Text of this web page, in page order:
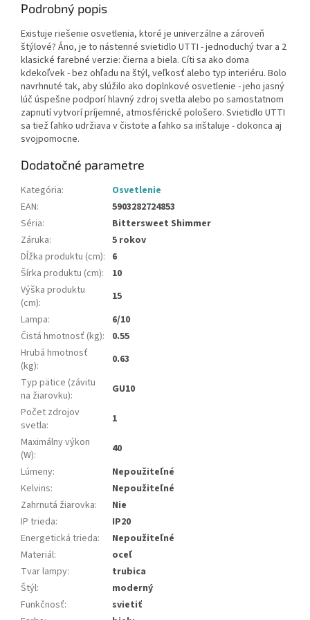
Podrobný popis
Existuje riešenie osvetlenia, ktoré je univerzálne a zároveň
štýlové? Áno, je to nástenné svietidlo UTTI - jednoduchý tvar a 2
klasické farebné verzie: čierna a biela. Cíti sa ako doma
kdekoľvek - bez ohľadu na štýl, veľkosť alebo typ interiéru. Bolo
navrhnuté tak, aby slúžilo ako doplnkové osvetlenie - jeho jasný
lúč úspešne podporí hlavný zdroj svetla alebo po samostatnom
zapnutí vytvorí príjemné, atmosférické pološero. Svietidlo UTTI
sa tiež ľahko udržiava v čistote a ľahko sa inštaluje - dokonca aj
svojpomocne.
Dodatočné parametre
Kategória:
Osvetlenie
EAN:
5903282724853
Séria:
Bittersweet Shimmer
Záruka:
5 rokov
Dĺžka produktu (cm): 6
Šírka produktu (cm):
10
Výška produktu
(cm):
15
Lampa:
6/10
Čistá hmotnosť (kg):
0.55
Hrubá hmotnosť
(kg):
0.63
Typ pätice (závitu
na žiarovku):
GU10
Počet zdrojov
svetla:
1
Maximálny výkon
(W):
40
Lúmeny:
Nepoužiteľné
Kelvins:
Nepoužiteľné
Zahrnutá žiarovka:
Nie
IP trieda:
IP20
Energetická trieda:
Nepoužiteľné
Materiál:
oceľ
Tvar lampy:
trubica
Štýl:
moderný
Funkčnosť:
svietiť